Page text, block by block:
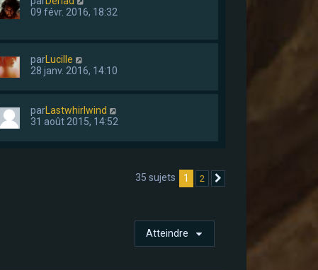
09 févr. 2016, 18:32
par Lucille
28 janv. 2016, 14:10
par Lastwhirlwind
31 août 2015, 14:52
35 sujets 1 2
Atteindre